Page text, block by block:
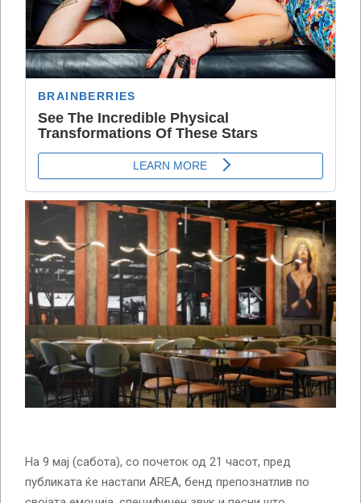
На 9 мај (сабота), со почеток од 21 часот, пред
публиката ќе настапи AREA, бенд препознатлив по